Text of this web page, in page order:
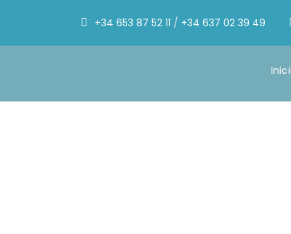
+34 653 87 52 11 / +34 637 02 39 49